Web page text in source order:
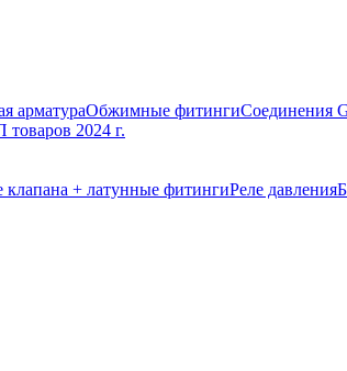
арматураОбжимные фитингиСоединения
2024 г.
клапана + латунные фитингиРеле давления